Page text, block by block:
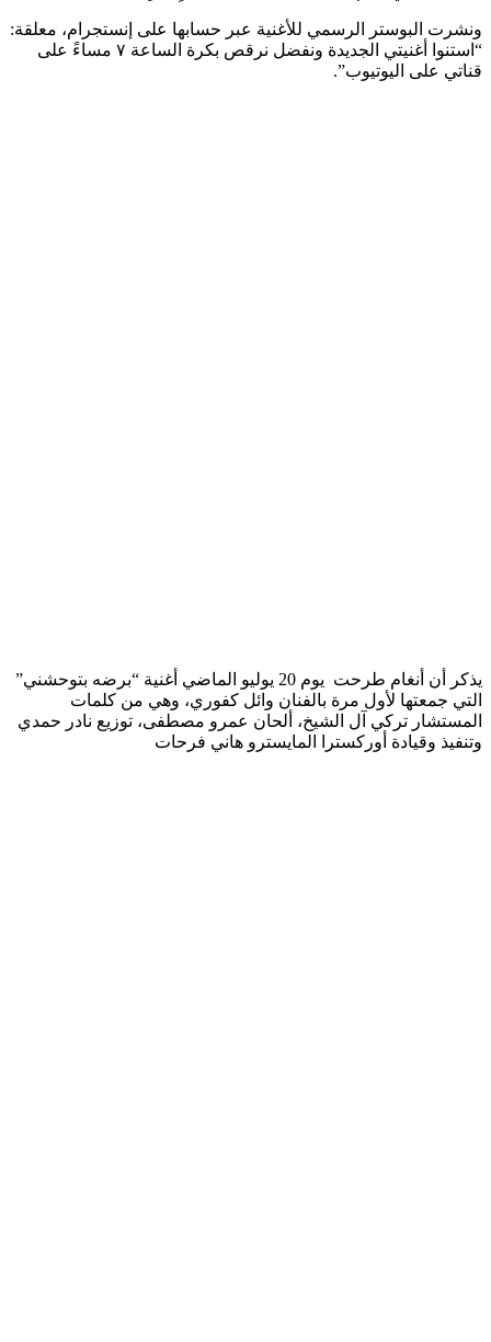
ونشرت البوستر الرسمي للأغنية عبر حسابها على إنستجرام، معلقة:
“استنوا أغنيتي الجديدة ونفضل نرقص بكرة الساعة ٧ مساءً على
قناتي على اليوتيوب”.
يذكر أن أنغام طرحت يوم 20 يوليو الماضي أغنية “برضه بتوحشني”
التي جمعتها لأول مرة بالفنان وائل كفوري، وهي من كلمات
المستشار تركي آل الشيخ، ألحان عمرو مصطفى، توزيع نادر حمدي
وتنفيذ وقيادة أوركسترا المايسترو هاني فرحات